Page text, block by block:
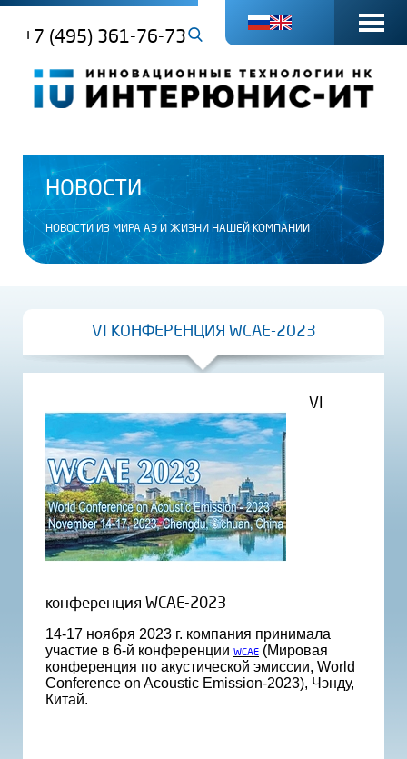
+7 (495) 361-76-73
НОВОСТИ
НОВОСТИ ИЗ МИРА АЭ И ЖИЗНИ НАШЕЙ КОМПАНИИ
VI КОНФЕРЕНЦИЯ WCAE-2023
VI
конференция WCAE-2023
14-17 ноября 2023 г. компания принимала
участие в 6-й конференции WCAE (Мировая
конференция по акустической эмиссии, World
Conference on Acoustic Emission-2023), Чэнду,
Китай.